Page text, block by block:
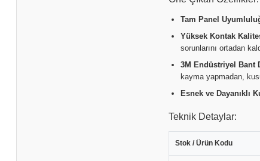
Tam Panel
Yüksek Kontak
sorunlarını ortadan
3M Endüstriyel Bant
kayma yapmadan,
Esnek ve Dayanıklı
Teknik Detaylar:
Stok / Ürün Kodu